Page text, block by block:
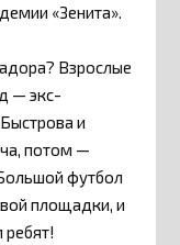
«Зенита».
Взрослые
— экс-
и
потом —
футбол
площадки, и